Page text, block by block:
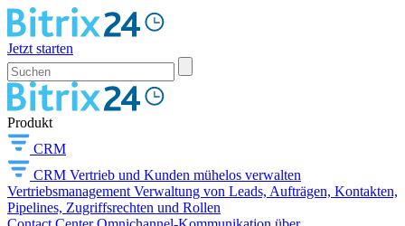
Jetzt starten
Produkt
CRM
CRM Vertrieb und Kunden mühelos verwalten
Vertriebsmanagement Verwaltung von Leads, Aufträgen, Kontakten,
Pipelines, Zugriffsrechten und Rollen